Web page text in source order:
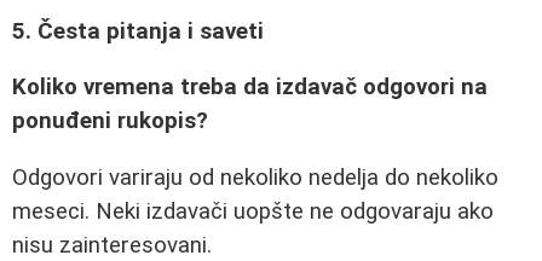
5. Česta pitanja i saveti
Koliko vremena treba da izdavač odgovori na
ponuđeni rukopis?
Odgovori variraju od nekoliko nedelja do nekoliko
meseci. Neki izdavači uopšte ne odgovaraju ako
nisu zainteresovani.